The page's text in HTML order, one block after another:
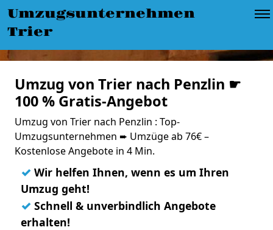
Umzugsunternehmen
Trier
Umzug von Trier nach Penzlin ☛
100 % Gratis-Angebot
Umzug von Trier nach Penzlin : Top-
Umzugsunternehmen ➨ Umzüge ab 76€ –
Kostenlose Angebote in 4 Min.
✓ Wir helfen Ihnen, wenn es um Ihren
Umzug geht!
✓ Schnell & unverbindlich Angebote
erhalten!